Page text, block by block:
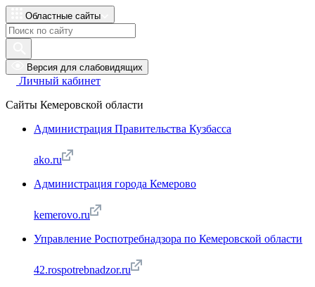
Областные сайты
Версия для слабовидящих
Личный кабинет
Сайты Кемеровской области
Администрация Правительства Кузбасса
ako.ru
Администрация города Кемерово
kemerovo.ru
Управление Роспотребнадзора по Кемеровской области
42.rospotrebnadzor.ru